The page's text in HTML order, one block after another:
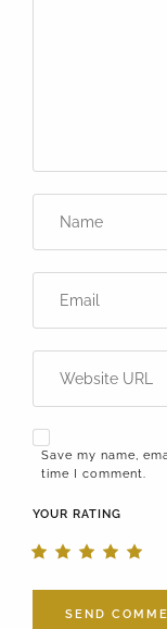
Save my name,
time I comment.
YOUR RATING